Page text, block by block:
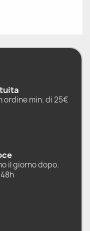
ordine min. di 25€
il giorno dopo.